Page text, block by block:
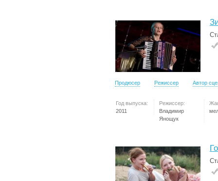
Продюсер Режиссер Автор
Год выпуска:
2011
Режиссер:
Владимир
Янощук